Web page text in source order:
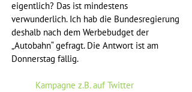
eigentlich? Das ist mindestens
verwunderlich. Ich hab die Bundesregierung
deshalb nach dem Werbebudget der
„Autobahn“ gefragt. Die Antwort ist am
Donnerstag fällig.
Kampagne z.B. auf Twitter